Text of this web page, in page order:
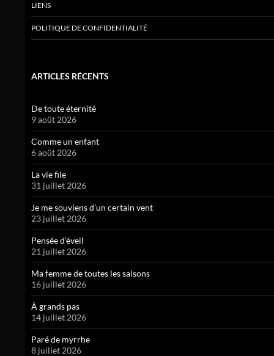
LIENS
POLITIQUE DE CONFIDENTIALITÉ
ARTICLES RÉCENTS
De toute éternité
9 août 2026
Comme un enfant
6 août 2026
La vie file
31 juillet 2026
Je me souviens d’un certain vent
23 juillet 2026
Pensée d’éveil
21 juillet 2026
Ma femme de toutes les saisons
16 juillet 2026
À grands pas
14 juillet 2026
Paré de myrrhe
8 juillet 2026